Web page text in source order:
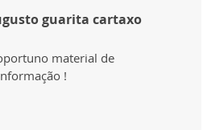
guarita cartaxo
material de
!